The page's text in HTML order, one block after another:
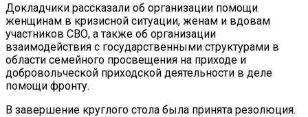
Докладчики рассказали об организации помощи
женщинам в кризисной ситуации, женам и вдовам
участников СВО, а также об организации
взаимодействия с государственными структурами в
области семейного просвещения на приходе и
добровольческой приходской деятельности в деле
помощи фронту.
В завершение круглого стола была принята резолюция.